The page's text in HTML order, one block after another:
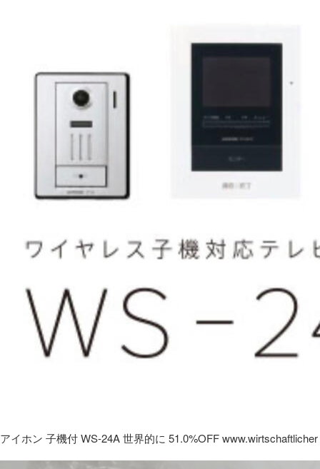
アイホン 子機付 WS-24A 世界的に 51.0%OFF www.wirtschaftlicher